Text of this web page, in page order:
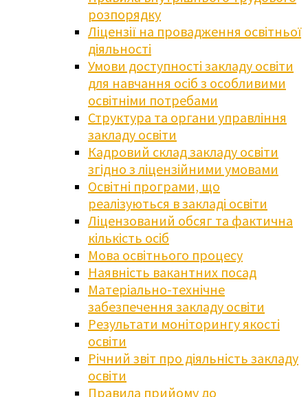
розпорядку
Ліцензії на провадження освітньої
діяльності
Умови доступності закладу освіти
для навчання осіб з особливими
освітніми потребами
Структура та органи управління
закладу освіти
Кадровий склад закладу освіти
згідно з ліцензійними умовами
Освітні програми, що
реалізуються в закладі освіти
Ліцензований обсяг та фактична
кількість осіб
Мова освітнього процесу
Наявність вакантних посад
Матеріально-технічне
забезпечення закладу освіти
Результати моніторингу якості
освіти
Річний звіт про діяльність закладу
освіти
Правила прийому до